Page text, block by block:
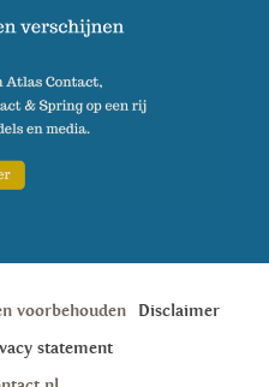
voorbehouden
Disclaimer
statement